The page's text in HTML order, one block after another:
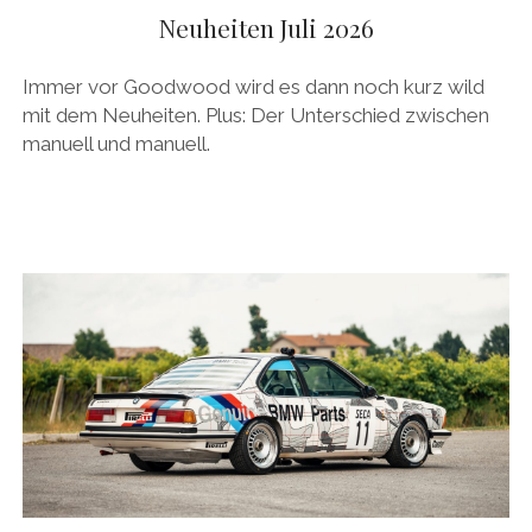
CARROSSIERS
CHRYSLER/DODGE/JEEP
FERRARI
FIAT/ABARTH
FOOD
FORD
FRANZOSEN
DEUTSCH Menü
DEUTSCH
ENGLISH
facebookinstagrampinterest
Neuheiten Juli 2026
Immer vor Goodwood wird es dann noch kurz wild
mit dem Neuheiten. Plus: Der Unterschied zwischen
manuell und manuell.